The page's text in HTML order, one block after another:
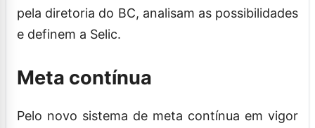
pela diretoria do BC, analisam as possibilidades
e definem a Selic.
Meta contínua
Pelo novo sistema de meta contínua em vigor